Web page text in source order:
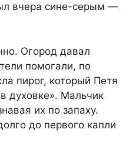
вчера сине-серым —
Огород давал
помогали, по
пирог, который Петя
духовке». Мальчик
их по запаху.
до первого капли